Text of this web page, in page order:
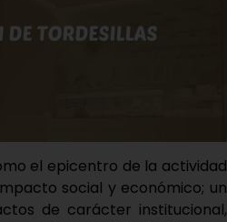
el epicentro de la actividad
social y económico; un
de carácter institucional,